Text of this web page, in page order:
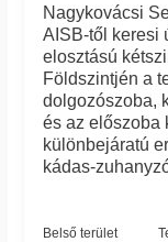
Nagykovácsi
AISB-től keresi
elosztású
Földszintjén a
dolgozószoba,
és az előszoba
különbejáratú
kádas-
Belső terület